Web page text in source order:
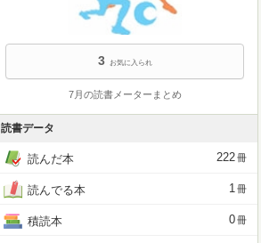
3 お気に入られ
7月の読書メーターまとめ
読書データ
読んだ本 222冊
読んでる本 1冊
積読本 0冊